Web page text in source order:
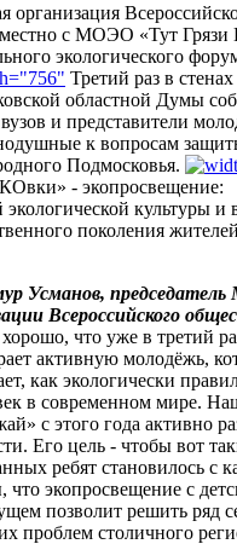
организация
с МОЭО «Тут Грязи
экологического
Третий раз в стенах
областной Думы
и представители
к вопросам
Подмосковья.
- экопросвещение:
культуры и
поколения
Усманов, председатель
Всероссийского
что уже в третий
активную молодёжь,
как экологически
в современном мире.
с этого года активно
Его цель - чтобы вот
ребят становилось с
экопросвещение с
позволит решить ряд
проблем столичного